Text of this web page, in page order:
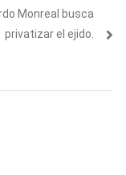
Monreal busca
privatizar el ejido.